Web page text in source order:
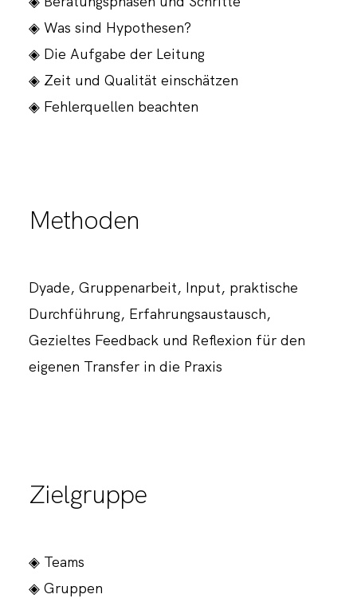
◈ Was sind Hypothesen?
◈ Die Aufgabe der Leitung
◈ Zeit und Qualität einschätzen
◈ Fehlerquellen beachten
Dyade, Gruppenarbeit, Input, praktische
Durchführung, Erfahrungsaustausch,
Gezieltes Feedback und Reflexion für den
eigenen Transfer in die Praxis
Methoden
◈ Teams
◈ Gruppen
Zielgruppe